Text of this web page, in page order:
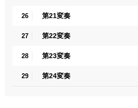
26 第21変奏
27 第22変奏
28 第23変奏
29 第24変奏